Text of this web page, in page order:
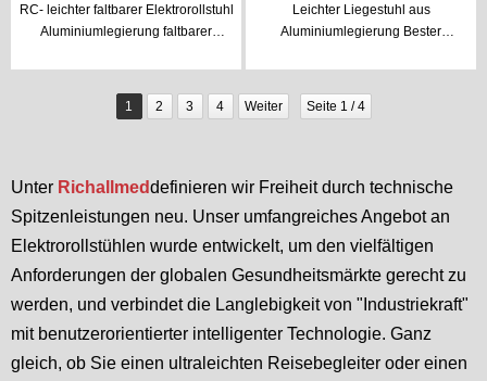
RC- leichter faltbarer Elektrorollstuhl
Aluminiumlegierung faltbarer
Leichter Liegestuhl aus
Aluminiumlegierung Bester
1 2 3 4 Weiter Seite 1 / 4
Unter Richallmeddefinieren wir Freiheit durch technische
Spitzenleistungen neu. Unser umfangreiches Angebot an
Elektrorollstühlen wurde entwickelt, um den vielfältigen
Anforderungen der globalen Gesundheitsmärkte gerecht zu
werden, und verbindet die Langlebigkeit von "Industriekraft"
mit benutzerorientierter intelligenter Technologie. Ganz
gleich, ob Sie einen ultraleichten Reisebegleiter oder einen